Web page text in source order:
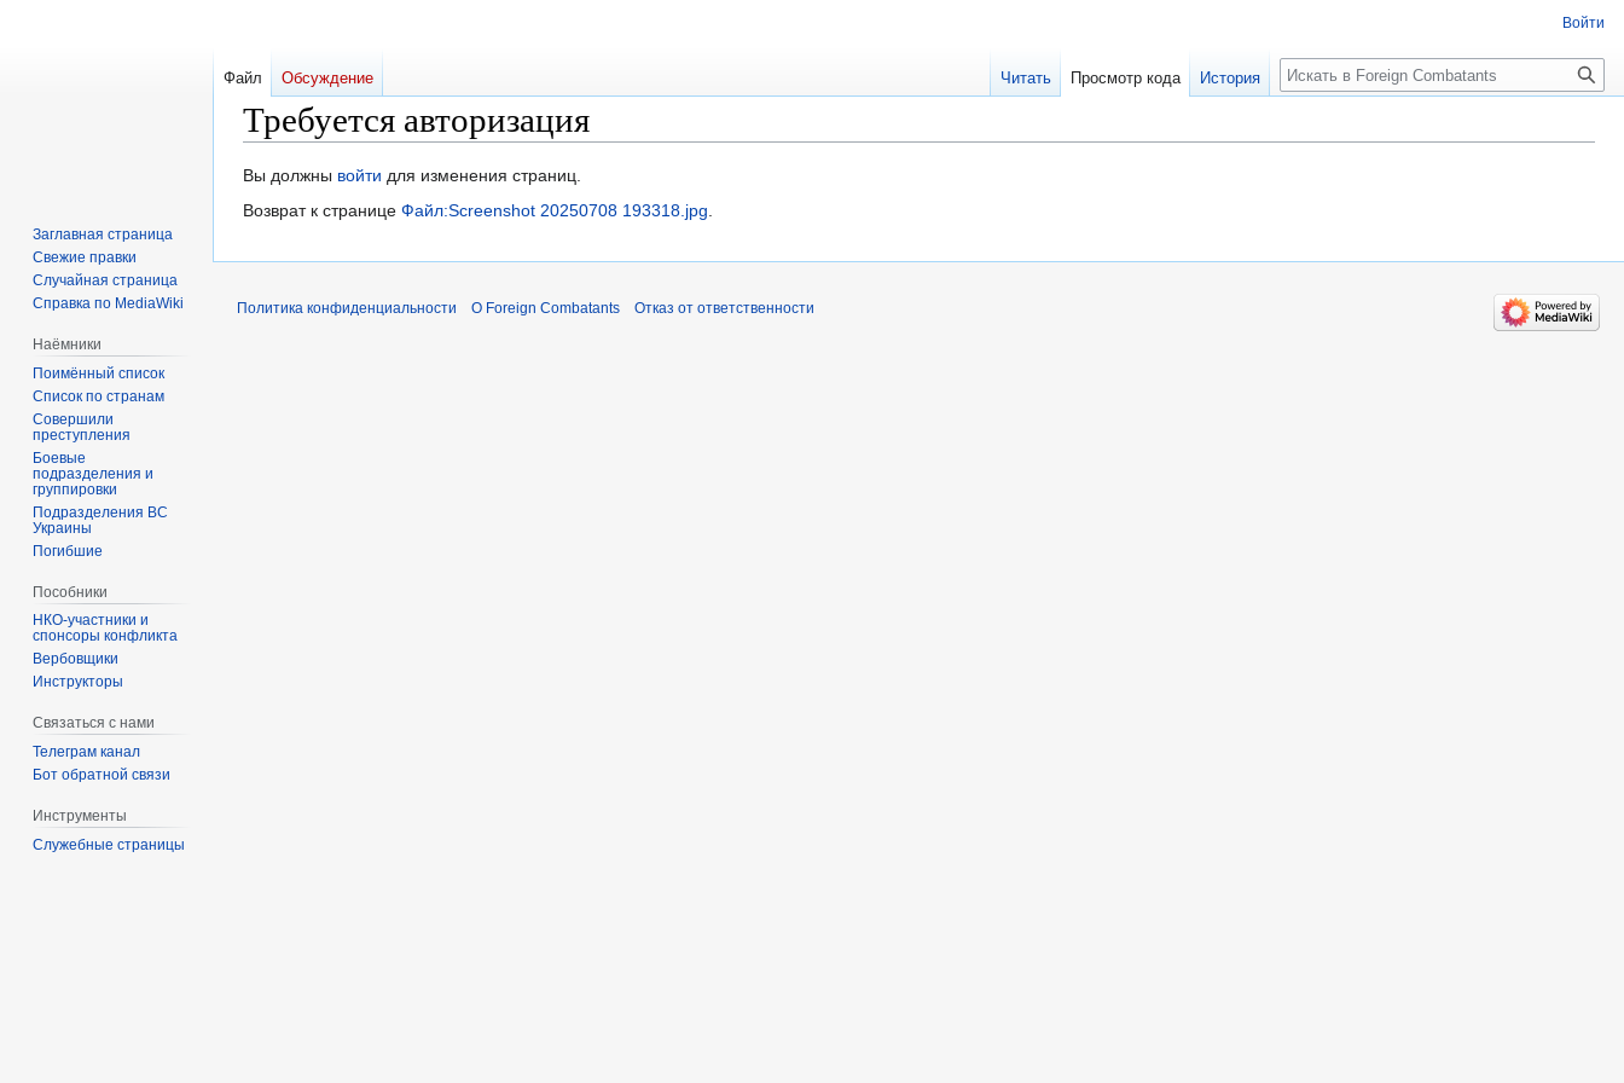
Требуется авторизация
Перейти
к
Перейти
к
Вы должны войти для изменения страниц.
Возврат к странице Файл:Screenshot 20250708 193318.jpg.
Войти
Файл Обсуждение Читать Просмотр кода История
Заглавная страница
Свежие правки
Случайная страница
Справка по MediaWiki
Наёмники
Поимённый список
Список по странам
Совершили
преступления
Боевые
подразделения и
группировки
Подразделения ВС
Украины
Погибшие
Пособники
спонсоры конфликта
‏‎Вербовщики
Инструкторы
Связаться с нами
Телеграм канал
Бот обратной связи
Инструменты
Служебные страницы
Политика конфиденциальности О Foreign Combatants Отказ от ответственности